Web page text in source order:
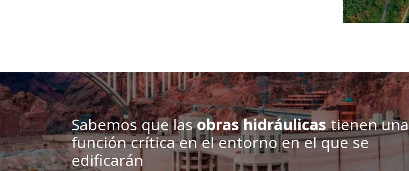
Sabemos que lasobras hidráulicastienen una
función crítica en el entorno en el que se
edificarán